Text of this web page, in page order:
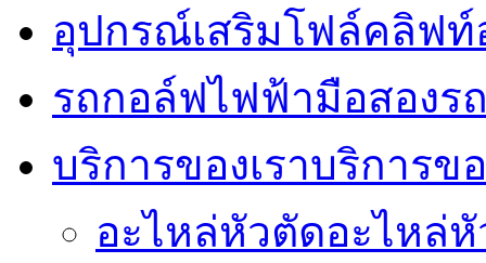
อุปกรณ์เสริมโฟล์คลิฟท์
รถกอล์ฟไฟฟ้ามือสองร
บริการของเราบริการข
อะไหล่หัวตัดอะไหล่